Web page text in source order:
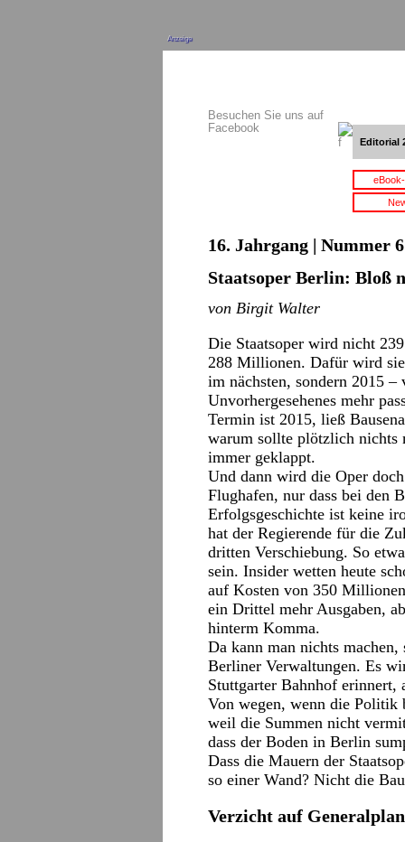
Anzeige
Besuchen Sie uns auf
Facebook
Editorial
16. Jahrgang | Nummer
Staatsoper Berlin: Bloß
von Birgit Walter
Die Staatsoper wird nicht
288 Millionen. Dafür wird
im nächsten, sondern 2015
Unvorhergesehenes mehr
Termin ist 2015, ließ
warum sollte plötzlich nichts
immer geklappt.
Und dann wird die Oper
Flughafen, nur dass bei den
Erfolgsgeschichte ist keine
hat der Regierende für die
dritten Verschiebung. So
sein. Insider wetten heute
auf Kosten von 350
ein Drittel mehr Ausgaben,
hinterm Komma.
Da kann man nichts
Berliner Verwaltungen. Es
Stuttgarter Bahnhof erinnert,
Von wegen, wenn die Politik
weil die Summen nicht
dass der Boden in Berlin
Dass die Mauern der
so einer Wand? Nicht die
Verzicht auf